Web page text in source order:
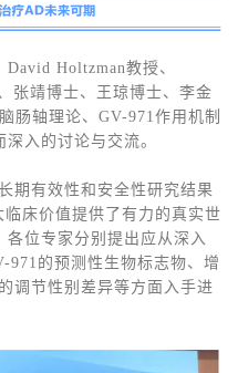
Holtzman教授、
张靖博士、王琼博士、李金
肠轴理论、GV-971作用机制
入的讨论与交流。
期有效性和安全性研究结果
床价值提供了有力的真实世
位专家分别提出应从深入
971的预测性生物标志物、增
调节性别差异等方面入手进